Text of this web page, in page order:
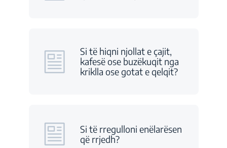
Si të hiqni njollat e çajit,
kafesë ose buzëkuqit nga
kriklla ose gotat e qelqit?
Si të rregulloni enëlarësen
që rrjedh?